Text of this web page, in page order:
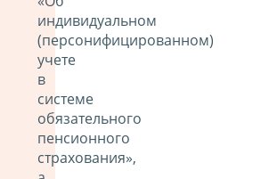
индивидуальном
(персонифицированном)
учете
в
системе
обязательного
пенсионного
страхования»,